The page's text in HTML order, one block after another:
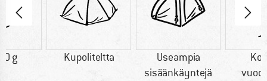
g Kupoliteltta
Useampia
sisäänkäyntejä